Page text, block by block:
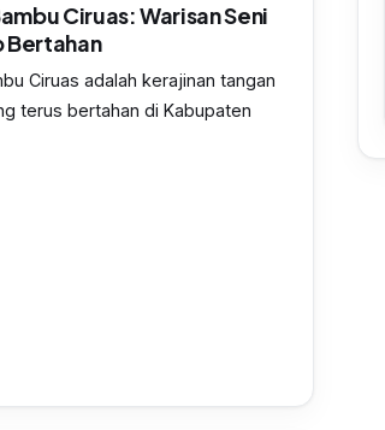
Ciruas: Warisan Seni
Bertahan
Ciruas adalah kerajinan tangan
terus bertahan di Kabupaten